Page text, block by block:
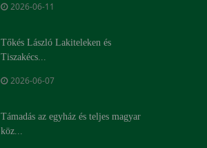
2026-06-11
Tőkés László Lakiteleken és
Tiszakécs...
2026-06-07
Támadás az egyház és teljes magyar
köz...